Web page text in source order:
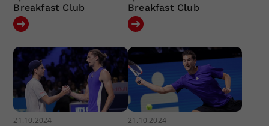
Breakfast Club
Breakfast Club
21.10.2024 21.10.2024